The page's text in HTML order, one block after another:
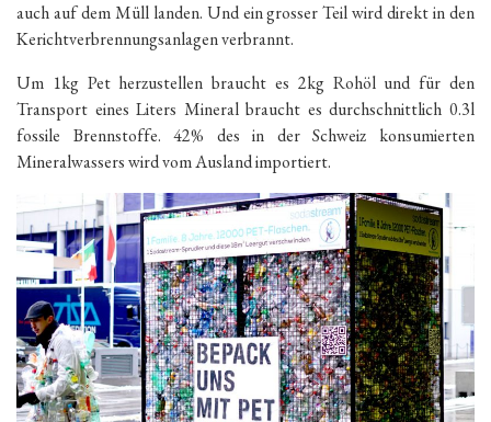
auch auf dem Müll landen. Und ein grosser Teil wird direkt in den
Kerichtverbrennungsanlagen verbrannt.
Um 1kg Pet herzustellen braucht es 2kg Rohöl und für den
Transport eines Liters Mineral braucht es durchschnittlich 0.3l
fossile Brennstoffe. 42% des in der Schweiz konsumierten
Mineralwassers wird vom Ausland importiert.